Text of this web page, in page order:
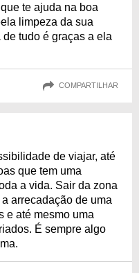
te ajuda na boa
limpeza da sua
tudo é graças a ela
COMPARTILHAR
de viajar, até
que tem uma
a vida. Sair da zona
arrecadação de uma
e até mesmo uma
É sempre algo